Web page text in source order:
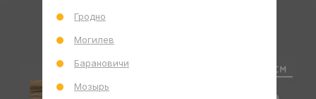
Гродно
Могилев
Барановичи
Мозырь